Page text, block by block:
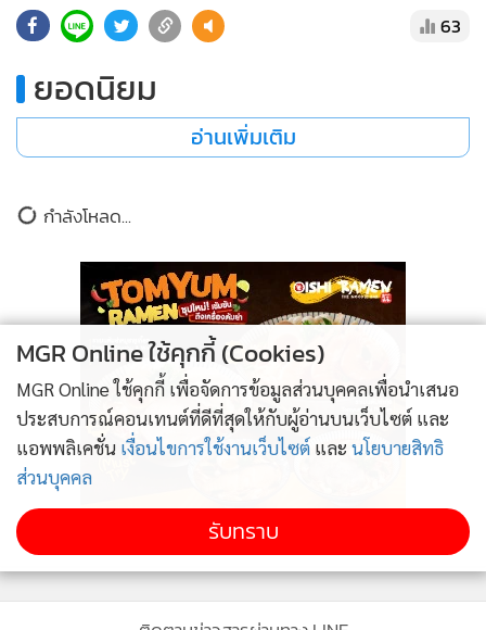
และวิเทศสัมพันธ์ ม.อ. และกล่าวต้อนรับโดยนายแพทย์บัญชา
พงษ์พานิช ผู้อำนวยการหอจดหมายเหตุพุทธทาส อินทปัญโญ จ
ากนั้น ผู้ช่วยศาสตราจารย์ ดร.นิวัติ แก้วประดับ อธิการบดี
มหาวิทยาลัยสงขลานครินทร์ ได้นำเสนอแนวคิดการส่งต่อ “พุทธ
เชื่อมโยงพระพุทธศาสนา เทคโนโลยี และการเรียนรู้ร่วมสมัย เพื่อ
การเปลี่ยนแปลงของยุคดิจิทัลห
นึ่งในช่วงสำคัญของงานคือการเปิดตัวและสาธิตการใช้งาน “AI
Search” หรือ “พุทธทาส AI” ระบบค้นคว้าข้อมูลจากคลัง
จดหมายเหตุพุทธทาสภิกขุ โดยคุณกรุณพล พานิช ผู้จัดการ
มูลนิธิหอจดหมายเหตุพุทธทาส อินทปัญโญ และรอง
ศาสตราจารย์ ดร.สินชัย กมลภิวงศ์ ผู้อำนวยการสำนักนวัตกรรม
ดิจิทัลและระบบอัจฉริยะ ม.อ. ร่วมอธิบายแนวคิดและทิศทาง
การพัฒนาระบบ ซึ่งมุ่งให้การสืบค้นข้อมูลทางธรรมและการเข้า
ถึงแหล่งข้อมูลจดหมายเหตุดิจิทัลทำได้สะดวก รวดเร็ว และเป็น
ระบบมากยิ่งขึ้นภ
63
ยอดนิยม
อ่านเพิ่มเติม
ข่าวในหมวดล่าสุด
โรงพยาบาลหาดใหญ่ ขอขอบคุณสโมสรโรตารีหาดใหญ่
ร่วมส่งต่อโอกาสแห่งการให้ เพื่อสุขภาพที่ดีของ
ประชาชน
2
3
29 สมาคมฮากกาไทย-มาเลเซีย รวมตัวจัดงานสาน
สัมพันธ์พี่น้องฮากกา 2 ประเทศ
4
ประธานสภา อบจ.สงขลาเป็นประธานในพิธีเปิดโครงการ
จัดงานของดีอำเภอนาหม่อม ประจำปีงบประมาณ พ.ศ.
2569
MGR Online ใช้คุกกี้ (Cookies)
MGR Online ใช้คุกกี้ เพื่อจัดการข้อมูลส่วนบุคคลเพื่อนำเสนอ
ประสบการณ์คอนเทนต์ที่ดีที่สุดให้กับผู้อ่านบนเว็บไซต์ และ
แอพพลิเคชั่น เงื่อนไขการใช้งานเว็บไซต์ และ นโยบายสิทธิ
ส่วนบุคคล
รับทราบ